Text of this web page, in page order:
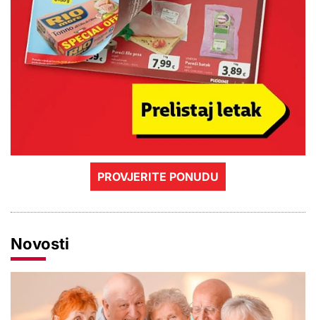
PROVJERITE PONUDU
Novosti